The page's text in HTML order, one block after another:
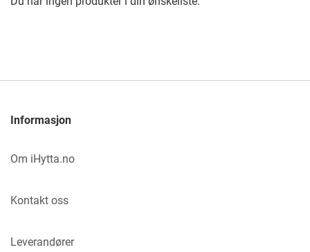
Informasjon
Om iHytta.no
Kontakt oss
Leverandører